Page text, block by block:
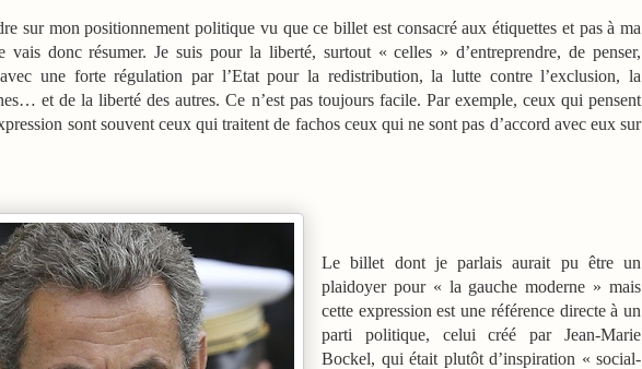
sur mon positionnement politique vu que ce billet est consacré aux étiquettes et pas à ma
vais donc résumer. Je suis pour la liberté, surtout « celles » d’entreprendre, de penser,
une forte régulation par l’Etat pour la redistribution, la lutte contre l’exclusion, la
et de la liberté des autres. Ce n’est pas toujours facile. Par exemple, ceux qui pensent
sont souvent ceux qui traitent de fachos ceux qui ne sont pas d’accord avec eux sur
Le billet dont je parlais aurait pu être un
plaidoyer pour « la gauche moderne » mais
cette expression est une référence directe à un
parti politique, celui créé par Jean-Marie
Bockel, qui était plutôt d’inspiration « social-